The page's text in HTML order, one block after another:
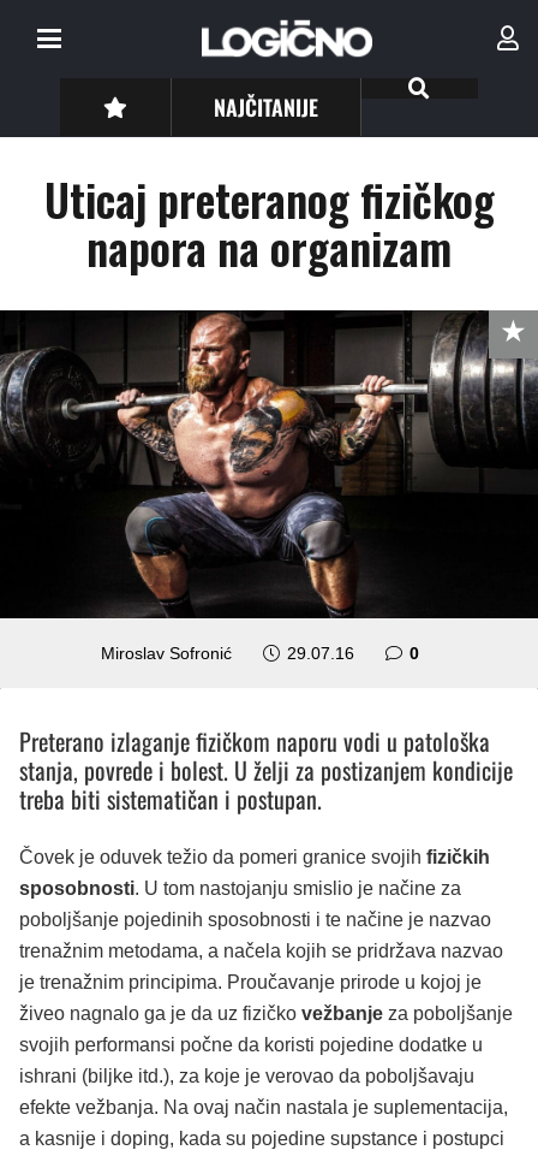
NAJČITANIJE
Uticaj preteranog fizičkog
napora na organizam
Miroslav Sofronić 29.07.16 0
Preterano izlaganje fizičkom naporu vodi u patološka
stanja, povrede i bolest. U želji za postizanjem kondicije
treba biti sistematičan i postupan.
Čovek je oduvek težio da pomeri granice svojih fizičkih
sposobnosti. U tom nastojanju smislio je načine za
poboljšanje pojedinih sposobnosti i te načine je nazvao
trenažnim metodama, a načela kojih se pridržava nazvao
je trenažnim principima. Proučavanje prirode u kojoj je
živeo nagnalo ga je da uz fizičko vežbanje za poboljšanje
svojih performansi počne da koristi pojedine dodatke u
ishrani (biljke itd.), za koje je verovao da poboljšavaju
efekte vežbanja. Na ovaj način nastala je suplementacija,
a kasnije i doping, kada su pojedine supstance i postupci